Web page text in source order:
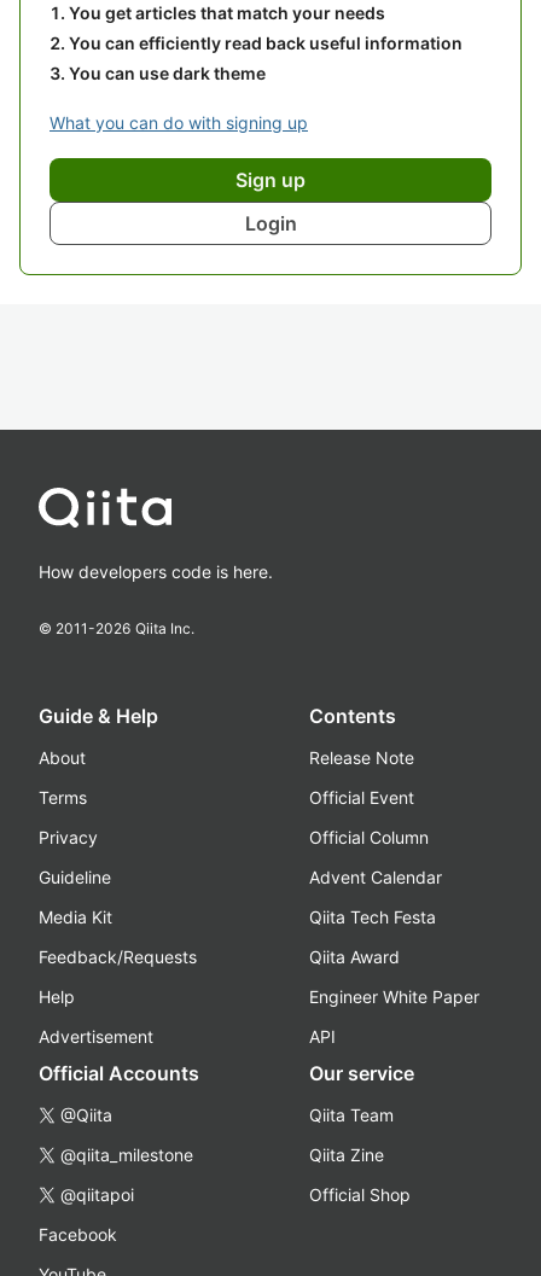
You get articles that match your needs
You can efficiently read back useful information
You can use dark theme
What you can do with signing up
Sign up
Login
How developers code is here.
© 2011-2026 Qiita Inc.
Guide & Help
About
Terms
Privacy
Guideline
Media Kit
Feedback/Requests
Help
Advertisement
Contents
Release Note
Official Event
Official Column
Advent Calendar
Qiita Tech Festa
Qiita Award
Engineer White Paper
API
Official Accounts
@Qiita
@qiita_milestone
@qiitapoi
Facebook
Our service
Qiita Team
Qiita Zine
Official Shop